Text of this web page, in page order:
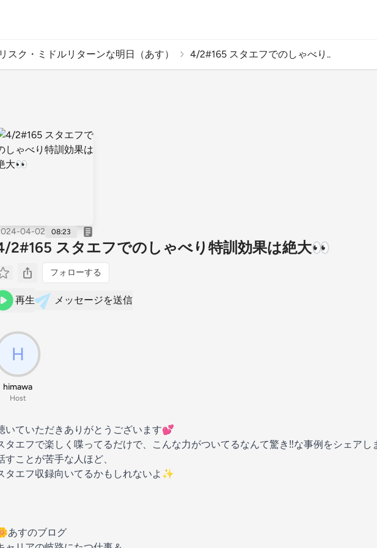
ク・ミドルリターンな明日（あす） 4/2#165 スタエフでのしゃべり..
04-02 08:23
2#165 スタエフでのしゃべり特訓効果は絶大👀
フォローする
再生 メッセージを送信
himawa
Host
いていただきありがとうございます💕
タエフで楽しく喋ってるだけで、こんな力がついてるなんて驚き‼️な事例をシェアし
すことが苦手な人ほど、
タエフ収録向いてるかもしれないよ✨
あすのブログ